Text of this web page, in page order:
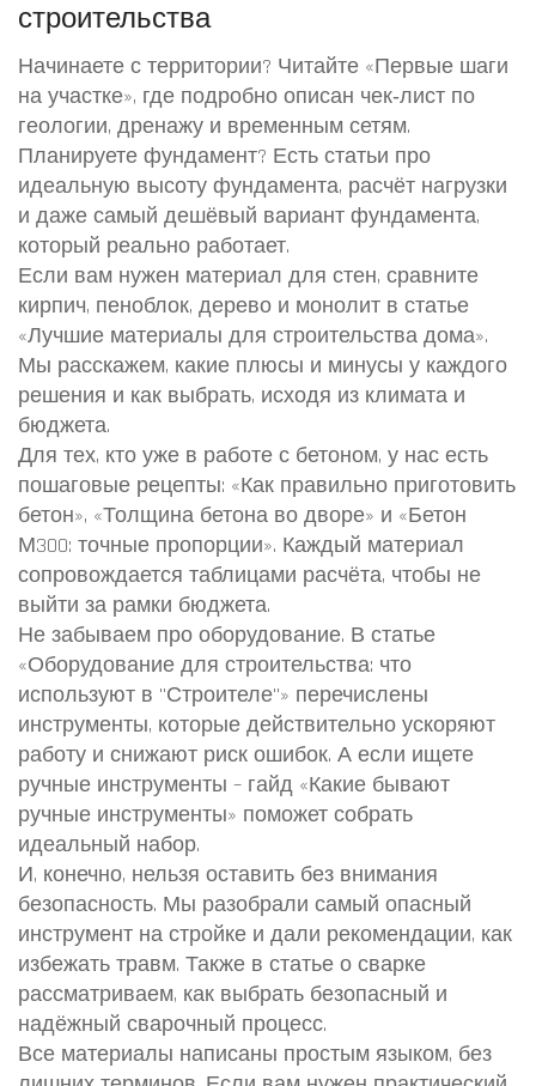
строительства
Начинаете с территории? Читайте «Первые шаги
на участке», где подробно описан чек‑лист по
геологии, дренажу и временным сетям.
Планируете фундамент? Есть статьи про
идеальную высоту фундамента, расчёт нагрузки
и даже самый дешёвый вариант фундамента,
который реально работает.
Если вам нужен материал для стен, сравните
кирпич, пеноблок, дерево и монолит в статье
«Лучшие материалы для строительства дома».
Мы расскажем, какие плюсы и минусы у каждого
решения и как выбрать, исходя из климата и
бюджета.
Для тех, кто уже в работе с бетоном, у нас есть
пошаговые рецепты: «Как правильно приготовить
бетон», «Толщина бетона во дворе» и «Бетон
М300: точные пропорции». Каждый материал
сопровождается таблицами расчёта, чтобы не
выйти за рамки бюджета.
Не забываем про оборудование. В статье
«Оборудование для строительства: что
используют в "Строителе"» перечислены
инструменты, которые действительно ускоряют
работу и снижают риск ошибок. А если ищете
ручные инструменты – гайд «Какие бывают
ручные инструменты» поможет собрать
идеальный набор.
И, конечно, нельзя оставить без внимания
безопасность. Мы разобрали самый опасный
инструмент на стройке и дали рекомендации, как
избежать травм. Также в статье о сварке
рассматриваем, как выбрать безопасный и
надёжный сварочный процесс.
Все материалы написаны простым языком, без